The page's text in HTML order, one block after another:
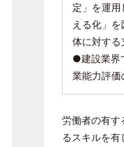
定」を運
える化」
体に対する
●建設業界
業能力評価
労働者の有す
るスキルを